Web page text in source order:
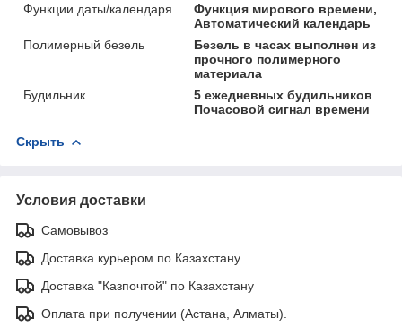
Функции даты/календаря
Функция мирового времени,
Автоматический календарь
Полимерный безель
Безель в часах выполнен из
прочного полимерного
материала
Будильник
5 ежедневных будильников
Почасовой сигнал времени
Скрыть
Условия доставки
Самовывоз
Доставка курьером по Казахстану.
Доставка "Казпочтой" по Казахстану
Оплата при получении (Астана, Алматы).